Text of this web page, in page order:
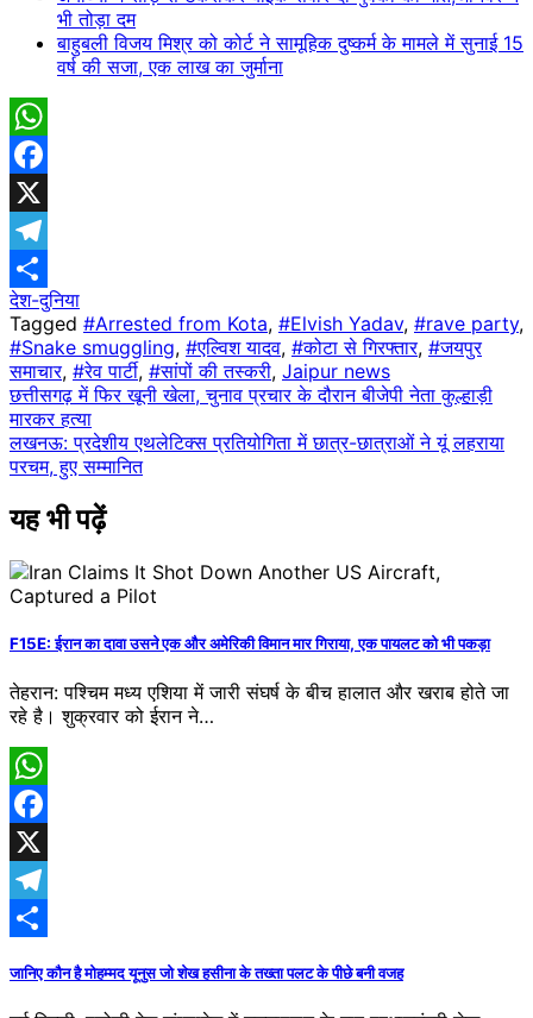
भी तोड़ा दम
बाहुबली विजय मिश्र को कोर्ट ने सामूहिक दुष्कर्म के मामले में सुनाई 15
वर्ष की सजा, एक लाख का जुर्माना
WhatsApp
Facebook
X
Telegram
Share
देश-दुनिया
Tagged #Arrested from Kota, #Elvish Yadav, #rave party,
#Snake smuggling, #एल्विश यादव, #कोटा से गिरफ्तार, #जयपुर
समाचार, #रेव पार्टी, #सांपों की तस्करी, Jaipur news
Post
navigation
छत्तीसगढ़ में फिर खूनी खेला, चुनाव प्रचार के दौरान बीजेपी नेता कुल्हाड़ी
मारकर हत्या
लखनऊ: प्रदेशीय एथलेटिक्स प्रतियोगिता में छात्र-छात्राओं ने यूं लहराया
परचम, हुए सम्मानित
यह भी पढ़ें
F15E: ईरान का दावा उसने एक और अमेरिकी विमान मार गिराया, एक पायलट को भी पकड़ा
तेहरान: पश्चिम मध्य ​​एशिया में जारी संघर्ष के बीच हालात और खराब होते जा
रहे है। शुक्रवार को ईरान ने…
WhatsApp
Facebook
X
Telegram
जानिए कौन है मोहम्मद यूनुस जो शेख हसीना के तख्ता पलट के पीछे बनी वजह